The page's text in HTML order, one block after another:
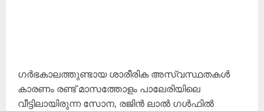
ഗർഭകാലത്തുണ്ടായ ശാരീരിക അസ്വസ്ഥതകൾ
കാരണം രണ്ട് മാസത്തോളം പാലേരിയിലെ
വീട്ടിലായിരുന്ന സോന, രജിൻ ലാൽ ഗൾഫിൽ